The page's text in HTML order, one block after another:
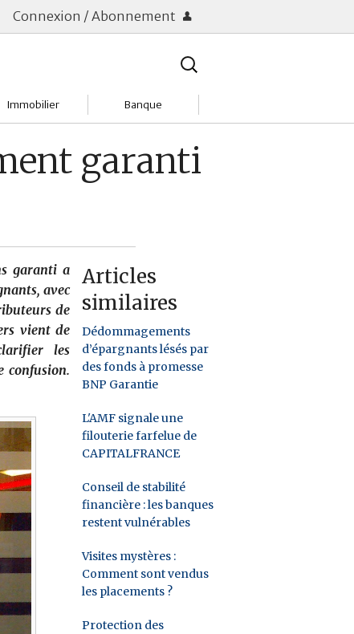
Connexion / Abonnement
Rechercher
Immobilier
Acheter
Location
Tendances
Banque
Comptes & Livrets
Frais bancaires
Placements & banques
garanti
garanti a
avec
de
vient de
les
confusion.
Articles
similaires
Dédommagements
d’épargnants lésés par
des fonds à promesse
BNP Garantie
L'AMF signale une
filouterie farfelue de
CAPITALFRANCE
Conseil de stabilité
financière : les banques
restent vulnérables
Visites mystères :
Comment sont vendus
les placements ?
Protection des